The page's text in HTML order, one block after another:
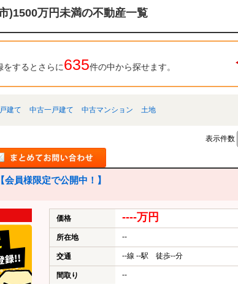
)1500万円未満の不動産一覧
をするとさらに635件の中から探せます。
建て 中古一戸建て 中古マンション 土地
表示件数
員様限定で公開中！】
価格 ----万円
所在地 --
交通 --線 --駅 徒歩--分
間取り --